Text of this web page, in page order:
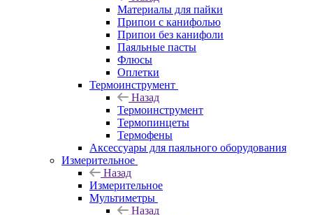
Материалы для пайки
Припои с канифолью
Припои без канифоли
Паяльные пасты
Флюсы
Оплетки
Термоинструмент
Назад
Термоинструмент
Термопинцеты
Термофены
Аксессуары для паяльного оборудования
Измерительное
Назад
Измерительное
Мультиметры
Назад